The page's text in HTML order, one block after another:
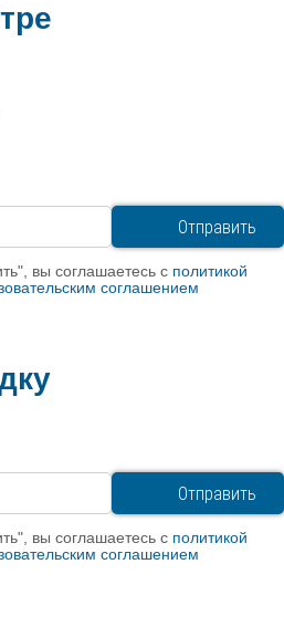
вы соглашаетесь с политикой
соглашением
вы соглашаетесь с политикой
соглашением